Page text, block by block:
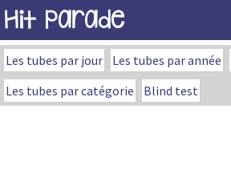
Hit Parade
Les tubes par jour Les tubes par année
Les tubes par catégorie
Blind test